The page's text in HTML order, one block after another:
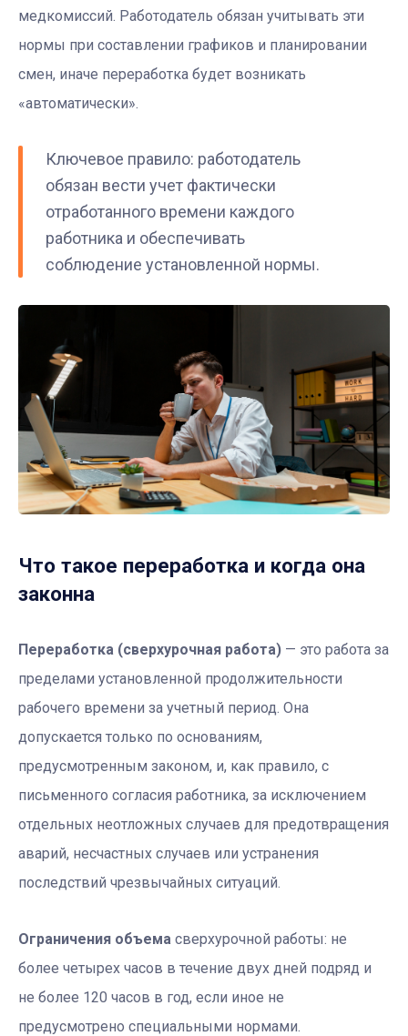
медкомиссий. Работодатель обязан учитывать эти
нормы при составлении графиков и планировании
смен, иначе переработка будет возникать
«автоматически».
Ключевое правило: работодатель
обязан вести учет фактически
отработанного времени каждого
работника и обеспечивать
соблюдение установленной нормы.
Что такое переработка и когда она
законна
Переработка (сверхурочная работа) — это работа за
пределами установленной продолжительности
рабочего времени за учетный период. Она
допускается только по основаниям,
предусмотренным законом, и, как правило, с
письменного согласия работника, за исключением
отдельных неотложных случаев для предотвращения
аварий, несчастных случаев или устранения
последствий чрезвычайных ситуаций.
Ограничения объема сверхурочной работы: не
более четырех часов в течение двух дней подряд и
не более 120 часов в год, если иное не
предусмотрено специальными нормами.